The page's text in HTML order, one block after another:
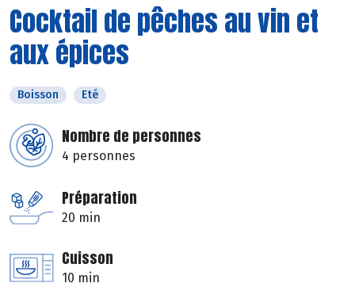
Cocktail de pêches au vin et
aux épices
Boisson Eté
Nombre de personnes
4 personnes
Préparation
20 min
Cuisson
10 min